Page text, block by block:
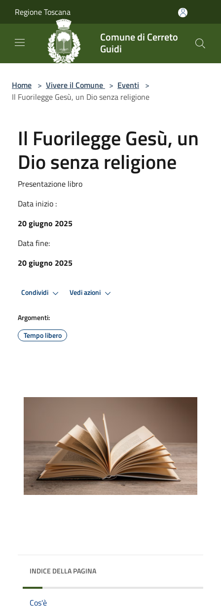
Regione Toscana
Comune di Cerreto
Guidi
Home > Vivere il Comune > Eventi >
Il Fuorilegge Gesù, un Dio senza religione
Il Fuorilegge Gesù, un
Dio senza religione
Presentazione libro
Data inizio :
20 giugno 2025
Data fine:
20 giugno 2025
Condividi Vedi azioni
Argomenti:
Tempo libero
INDICE DELLA PAGINA
Cos'è